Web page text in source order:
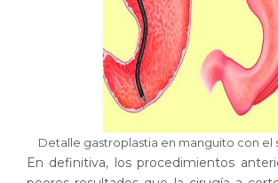
Detalle gastroplastia en manguito con el
En definitiva, los procedimientos